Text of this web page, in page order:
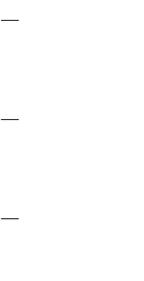
—
—
—